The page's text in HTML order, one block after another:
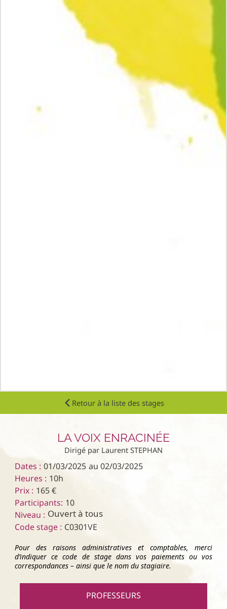
Retour à la liste des stages
LA VOIX ENRACINÉE
Dirigé par Laurent STEPHAN
Dates : 01/03/2025 au 02/03/2025
Heures : 10h
Prix : 165 €
Participants: 10
Niveau : Ouvert à tous
Code stage : C0301VE
Pour des raisons administratives et comptables, merci
d’indiquer ce code de stage dans vos paiements ou vos
correspondances – ainsi que le nom du stagiaire.
PROFESSEURS